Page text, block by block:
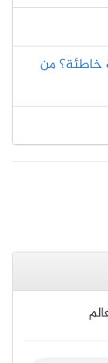
خاطئة؟ من